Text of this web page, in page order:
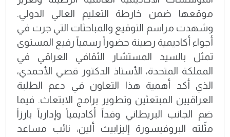
موقعها ضمن خارطة التعليم العالي الدولي.
وشهدت مراسم التوقيع والمباحثات التي جرت في
أجواء أكاديمية رصينة حضوراً رسمياً رفيع المستوى
تمثل بالسيد المستشار الثقافي العراقي في
المملكة المتحدة، الأستاذ الدكتور قصي الأحمدي،
الذي أكد أهمية هذا التعاون في دعم الطلبة
العراقيين المبتعثين وتطوير برامج الابتعاث. فيما
ضم الجانب البريطاني وفداً أكاديمياً وإدارياً بارزاً
مثّلته البروفيسورة إليزابيث ألين، نائب مساعد